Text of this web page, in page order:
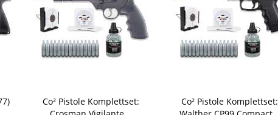
Co² Pistole Komplettset:
Co² Pistole Komplettset: